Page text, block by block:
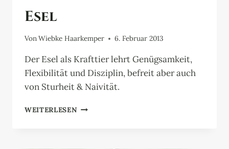
Esel
VonWiebke Haarkemper 6. Februar 2013
Der Esel als Krafttier lehrt Genügsamkeit,
Flexibilität und Disziplin, befreit aber auch
von Sturheit & Naivität.
WEITERLESEN ESEL